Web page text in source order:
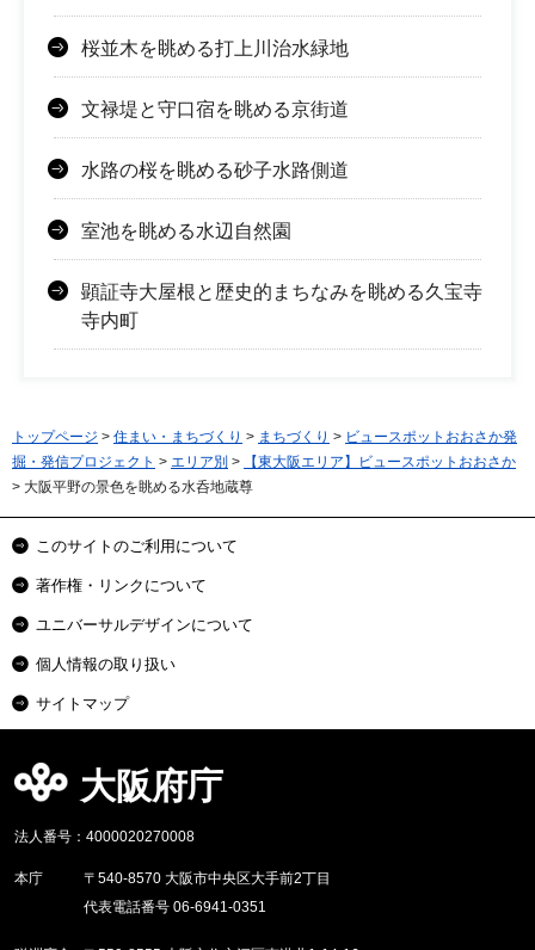
桜並木を眺める打上川治水緑地
文禄堤と守口宿を眺める京街道
水路の桜を眺める砂子水路側道
室池を眺める水辺自然園
顕証寺大屋根と歴史的まちなみを眺める久宝寺
寺内町
トップページ > 住まい・まちづくり > まちづくり > ビュースポットおおさか発
掘・発信プロジェクト > エリア別 >
【東大阪エリア】ビュースポットおおさか
> 大阪平野の景色を眺める水呑地蔵尊
このサイトのご利用について
著作権・リンクについて
ユニバーサルデザインについて
個人情報の取り扱い
サイトマップ
大阪府庁
法人番号：4000020270008
本庁
〒540-8570 大阪市中央区大手前2丁目
代表電話番号 06-6941-0351